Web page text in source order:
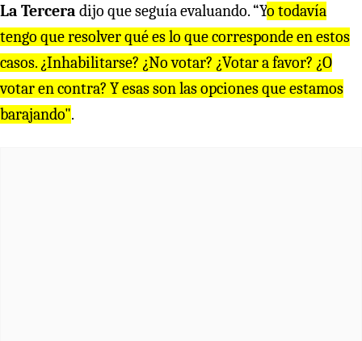
La Tercera dijo que seguía evaluando. “Yo todavía
tengo que resolver qué es lo que corresponde en estos
casos. ¿Inhabilitarse? ¿No votar? ¿Votar a favor? ¿O
votar en contra? Y esas son las opciones que estamos
barajando".